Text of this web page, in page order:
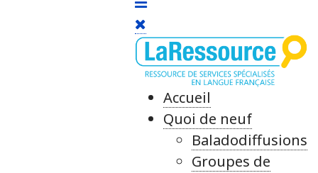
Accueil
Quoi de neuf
Baladodiffusions
Groupes de